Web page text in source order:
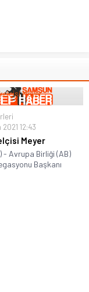
2021 12:43
Meyer
- Avrupa Birliği (AB)
Başkanı